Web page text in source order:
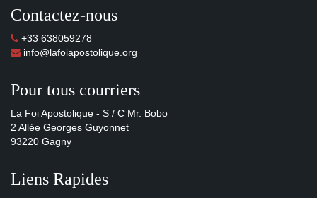
Contactez-nous
+33 638059278
info@lafoiapostolique.org
Pour tous courriers
La Foi Apostolique - S / C Mr. Bobo
2 Allée Georges Guyonnet
93220 Gagny
Liens Rapides